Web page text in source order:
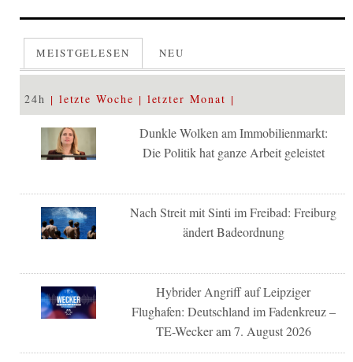
MEISTGELESEN NEU
24h letzte Woche letzter Monat
Dunkle Wolken am Immobilienmarkt:
Die Politik hat ganze Arbeit geleistet
Nach Streit mit Sinti im Freibad: Freiburg
ändert Badeordnung
Hybrider Angriff auf Leipziger
Flughafen: Deutschland im Fadenkreuz –
TE-Wecker am 7. August 2026